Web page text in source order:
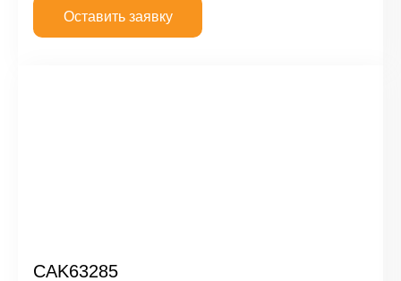
Оставить заявку
CAK63285